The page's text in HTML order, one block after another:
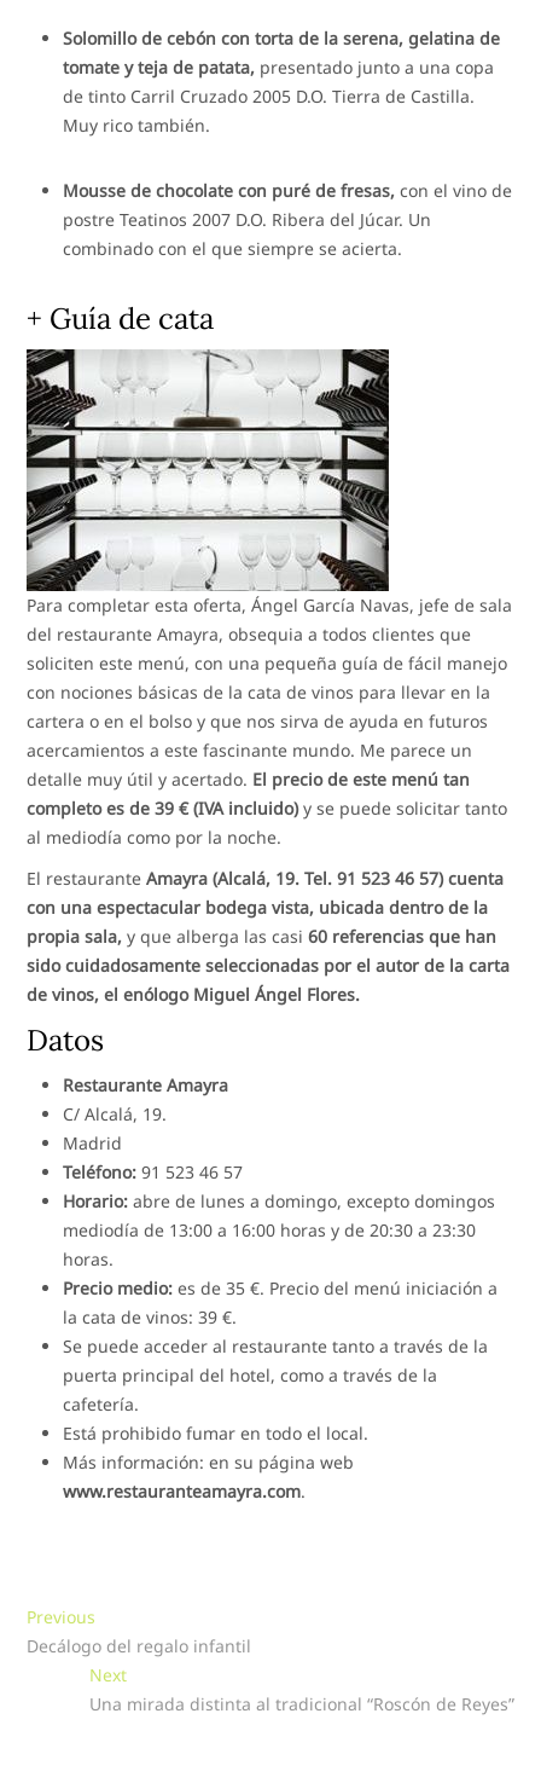
Solomillo de cebón con torta de la serena, gelatina de
tomate y teja de patata, presentado junto a una copa
de tinto Carril Cruzado 2005 D.O. Tierra de Castilla.
Muy rico también.
Mousse de chocolate con puré de fresas, con el vino de
postre Teatinos 2007 D.O. Ribera del Júcar. Un
combinado con el que siempre se acierta.
+ Guía de cata
Para completar esta oferta, Ángel García Navas, jefe de sala
del restaurante Amayra, obsequia a todos clientes que
soliciten este menú, con una pequeña guía de fácil manejo
con nociones básicas de la cata de vinos para llevar en la
cartera o en el bolso y que nos sirva de ayuda en futuros
acercamientos a este fascinante mundo. Me parece un
detalle muy útil y acertado. El precio de este menú tan
completo es de 39 € (IVA incluido)y se puede solicitar tanto
al mediodía como por la noche.
El restauranteAmayra (Alcalá, 19. Tel. 91 523 46 57) cuenta
con una espectacular bodega vista, ubicada dentro de la
propia sala, y que alberga las casi60 referencias que han
sido cuidadosamente seleccionadas por el autor de la carta
de vinos, el enólogo Miguel Ángel Flores.
Datos
Restaurante Amayra
C/ Alcalá, 19.
Madrid
Teléfono: 91 523 46 57
Horario: abre de lunes a domingo, excepto domingos
mediodía de 13:00 a 16:00 horas y de 20:30 a 23:30
horas.
Precio medio: es de 35 €. Precio del menú iniciación a
la cata de vinos: 39 €.
Se puede acceder al restaurante tanto a través de la
puerta principal del hotel, como a través de la
cafetería.
Está prohibido fumar en todo el local.
Más información: en su página web
www.restauranteamayra.com.
Navegación
de
entradas
Previous
post:
Decálogo del regalo infantil
NextNext
post:
Una mirada distinta al tradicional “Roscón de Reyes”